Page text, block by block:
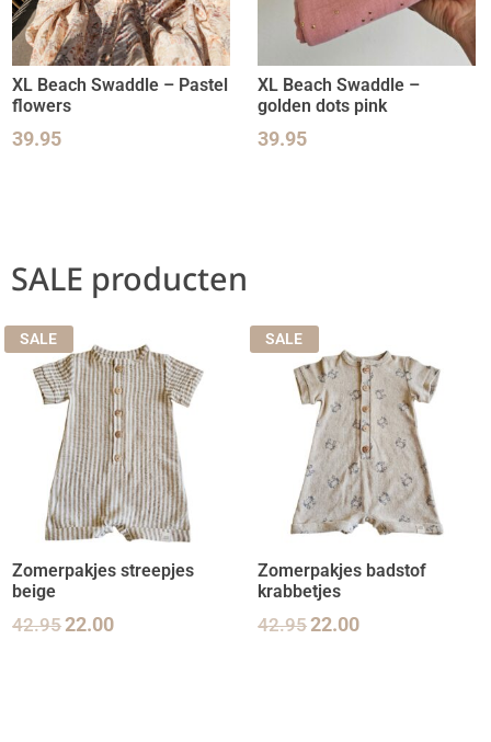
XL Beach Swaddle – Pastel
flowers
39.95
XL Beach Swaddle –
golden dots pink
39.95
SALE producten
SALE
Zomerpakjes streepjes
beige
42.9522.00
SALE
Zomerpakjes badstof
krabbetjes
42.9522.00